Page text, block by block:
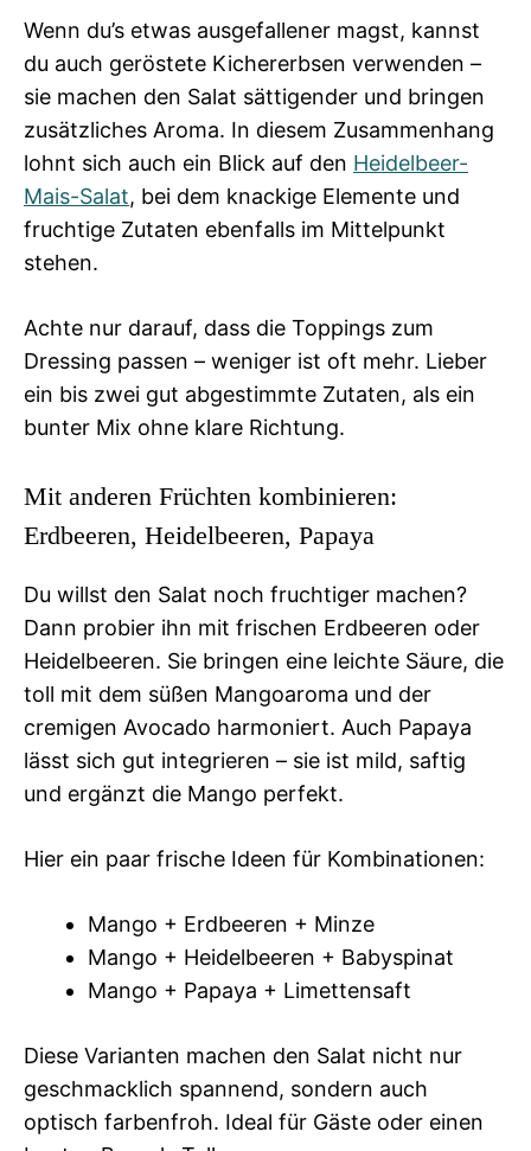
Wenn du’s etwas ausgefallener magst, kannst
du auch geröstete Kichererbsen verwenden –
sie machen den Salat sättigender und bringen
zusätzliches Aroma. In diesem Zusammenhang
lohnt sich auch ein Blick auf den Heidelbeer-
Mais-Salat, bei dem knackige Elemente und
fruchtige Zutaten ebenfalls im Mittelpunkt
stehen.
Achte nur darauf, dass die Toppings zum
Dressing passen – weniger ist oft mehr. Lieber
ein bis zwei gut abgestimmte Zutaten, als ein
bunter Mix ohne klare Richtung.
Mit anderen Früchten kombinieren:
Erdbeeren, Heidelbeeren, Papaya
Du willst den Salat noch fruchtiger machen?
Dann probier ihn mit frischen Erdbeeren oder
Heidelbeeren. Sie bringen eine leichte Säure, die
toll mit dem süßen Mangoaroma und der
cremigen Avocado harmoniert. Auch Papaya
lässt sich gut integrieren – sie ist mild, saftig
und ergänzt die Mango perfekt.
Hier ein paar frische Ideen für Kombinationen:
Mango + Erdbeeren + Minze
Mango + Heidelbeeren + Babyspinat
Mango + Papaya + Limettensaft
Diese Varianten machen den Salat nicht nur
geschmacklich spannend, sondern auch
optisch farbenfroh. Ideal für Gäste oder einen